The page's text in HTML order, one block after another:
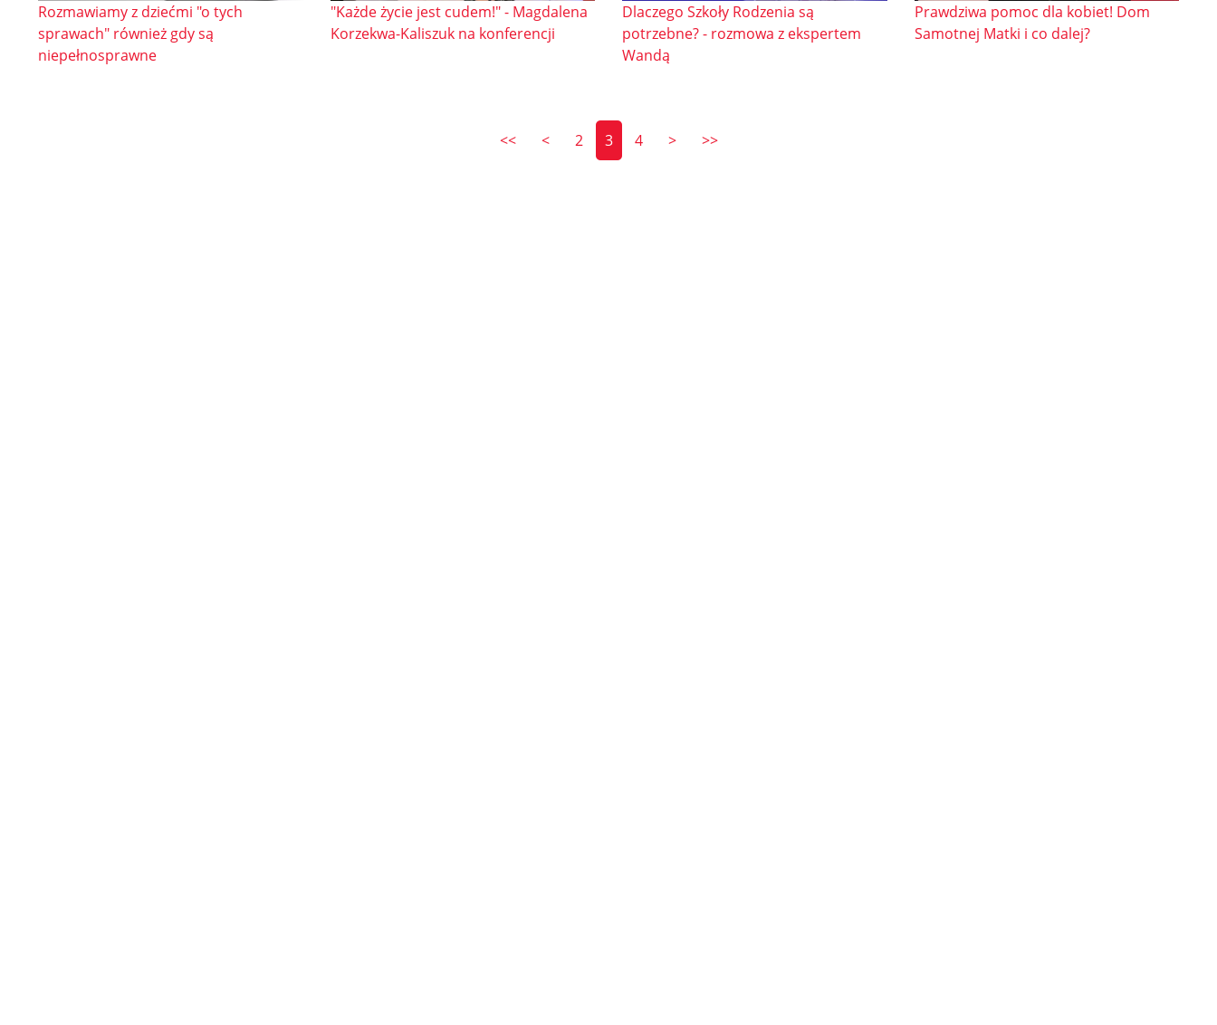
Rozmawiamy z dziećmi "o tych
sprawach" również gdy są
niepełnosprawne
"Każde życie jest cudem!" - Magdalena
Korzekwa-Kaliszuk na konferencji
Dlaczego Szkoły Rodzenia są
potrzebne? - rozmowa z ekspertem
Wandą
Prawdziwa pomoc dla kobiet! Dom
Samotnej Matki i co dalej?
<< < 2 3 4 > >>